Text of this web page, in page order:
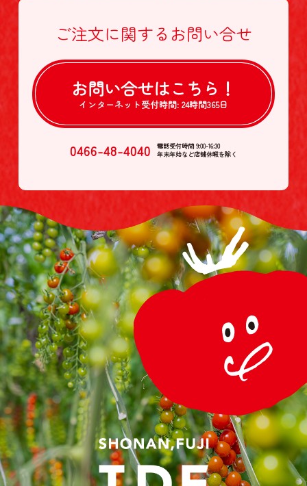
ご注文に関する お問い合せ
お問い合せはこちら！
インターネット受付時間: 24時間365日
0466-48-4040
電話受付時間 9:00-16:30
年末年始など店舗休暇を除く